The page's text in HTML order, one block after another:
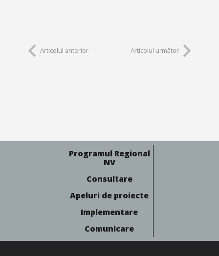
Articolul anterior Articolul următor
Programul Regional
NV
Consultare
Apeluri de proiecte
Implementare
Comunicare